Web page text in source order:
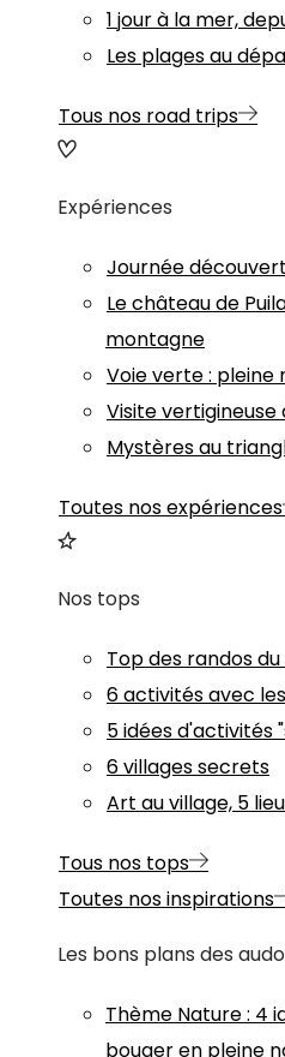
1 jour à la mer,
Les plages au
Tous nos road trips
Expériences
Journée
Le château de
montagne
Voie verte : pleine
Visite vertigineuse
Mystères au
Toutes nos expériences
Nos tops
Top des randos
6 activités avec
5 idées d'activités
6 villages secrets
Art au village, 5
Tous nos tops
Toutes nos inspirations
Les bons plans des
Thème Nature: 4
bouger en pleine